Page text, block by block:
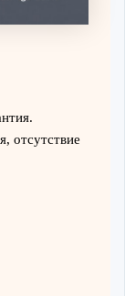
отсутствие